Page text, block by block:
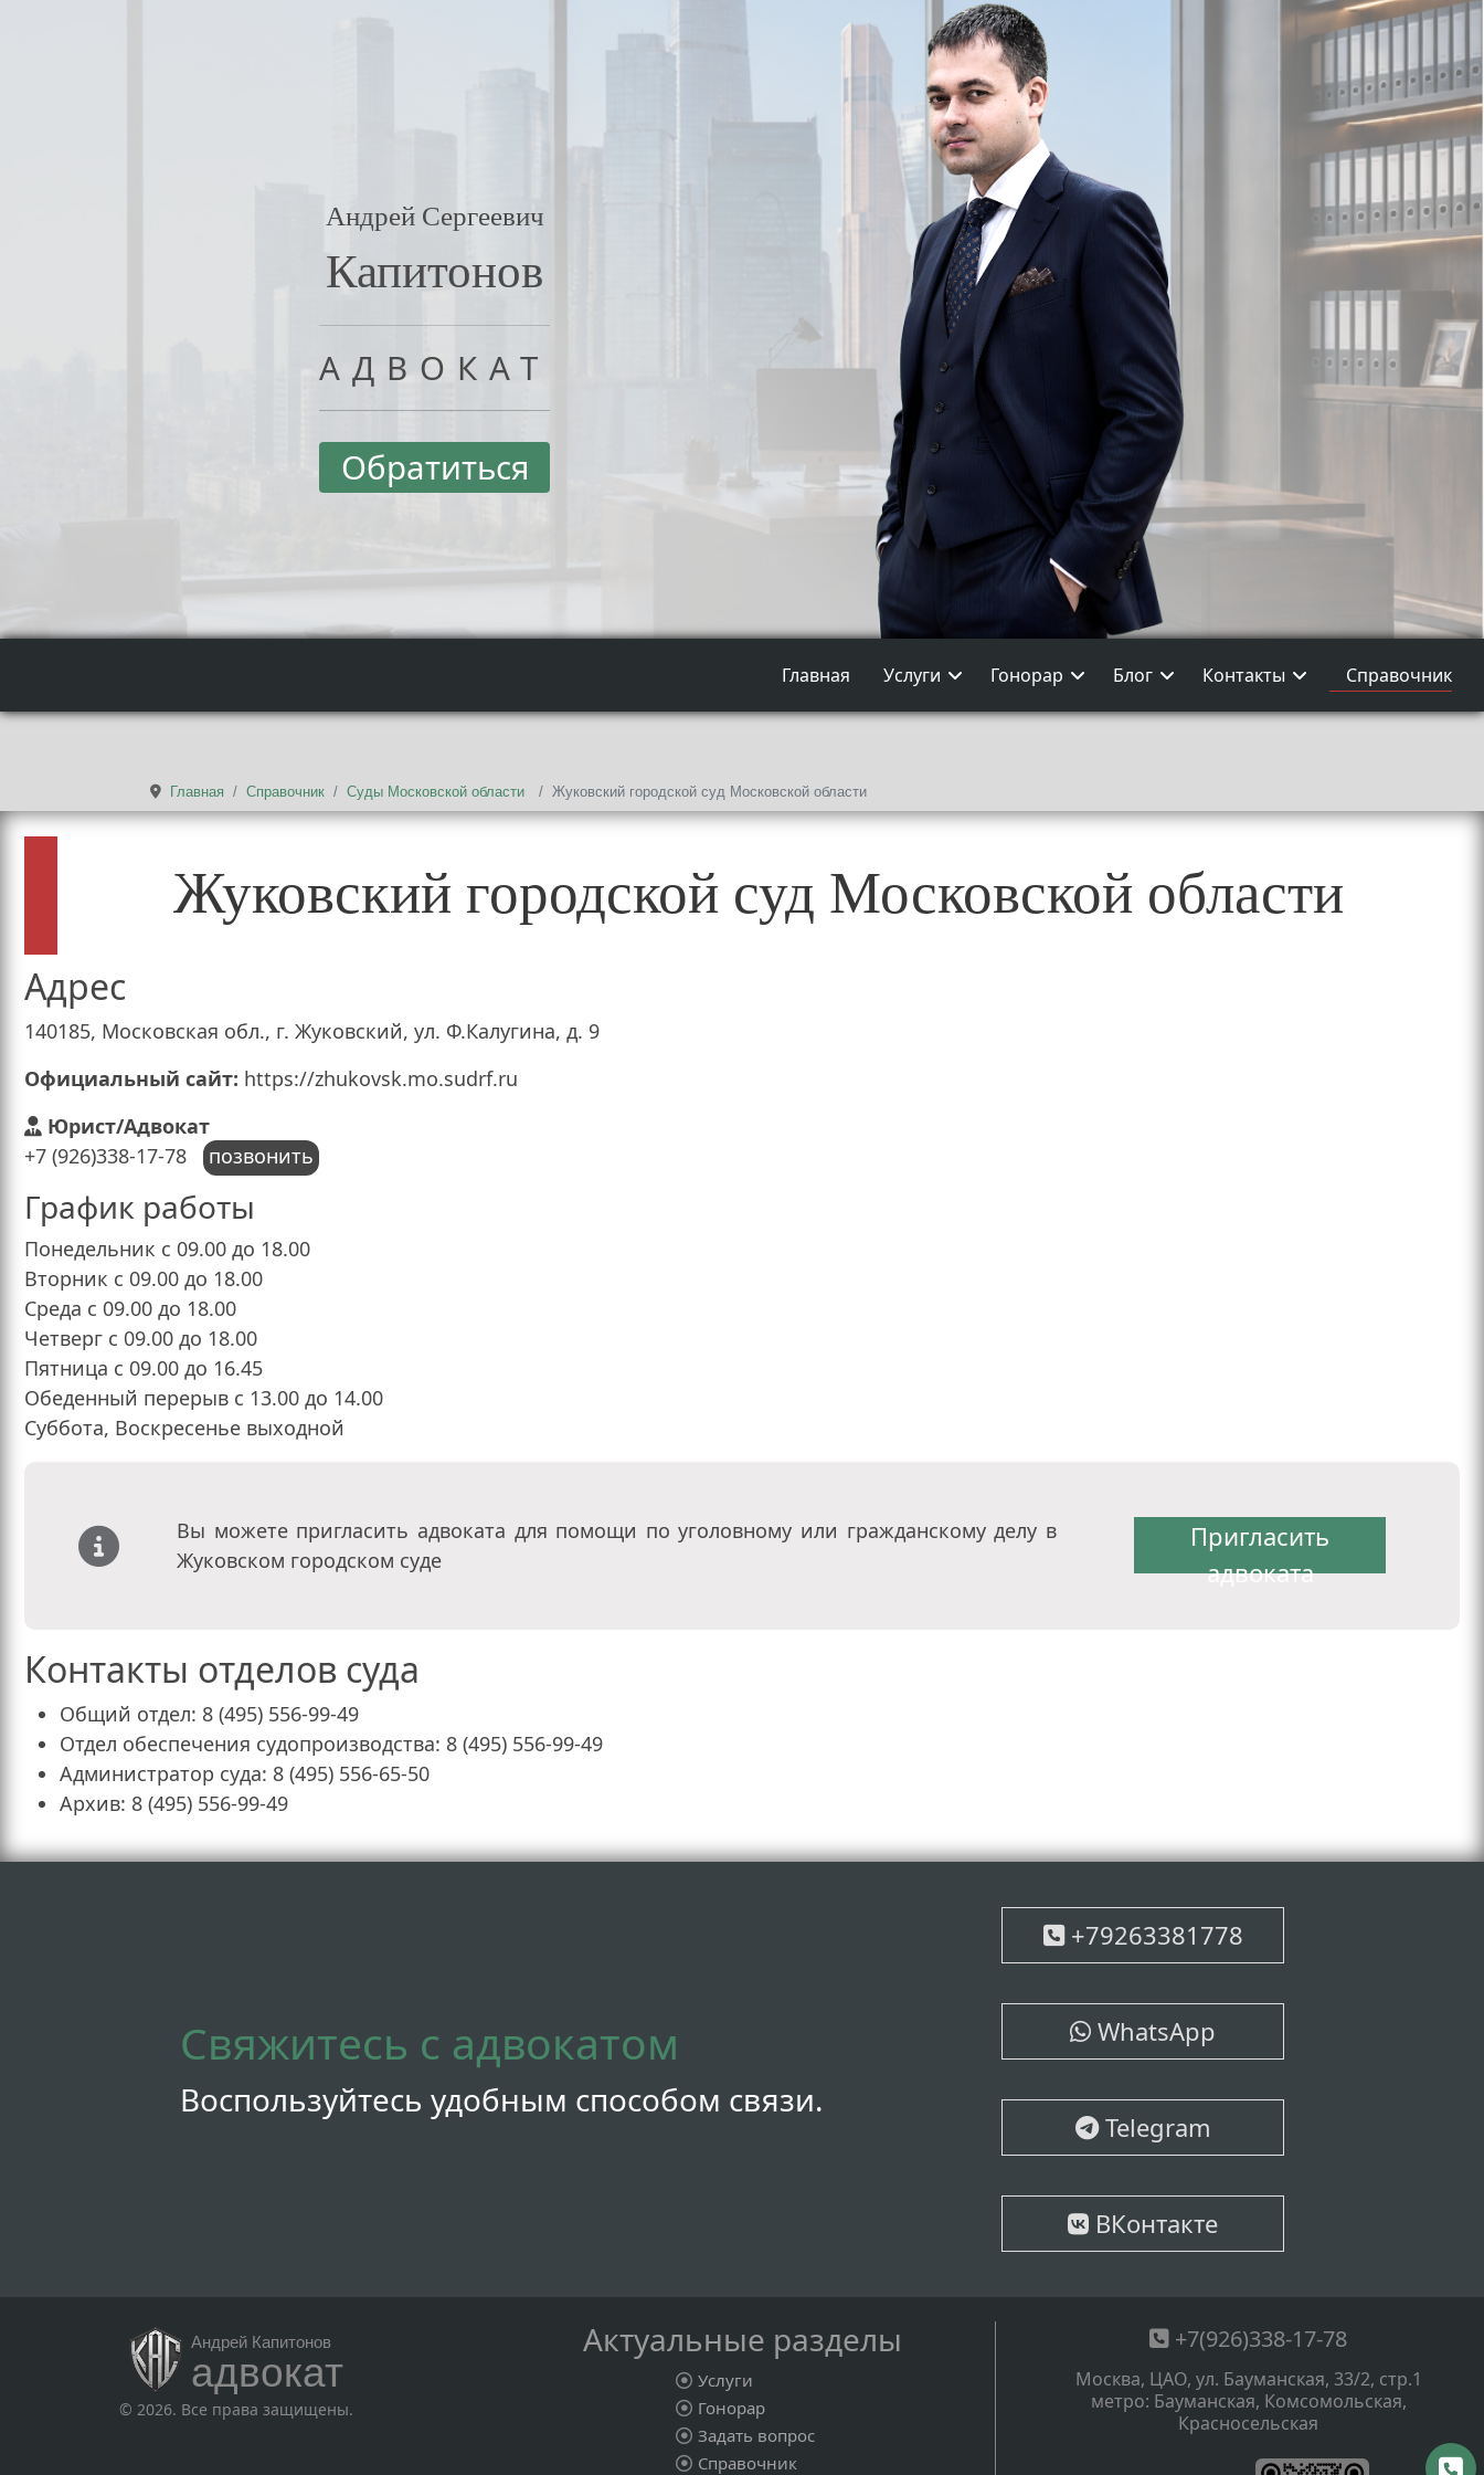
Андрей Сергеевич
Капитонов
АДВОКАТ
Обратиться
Главная Услуги Гонорар Блог Контакты Справочник
Главная Справочник Суды Московской области Жуковский городской суд Московской области
Жуковский городской суд Московской области
Адрес
140185, Московская обл., г. Жуковский, ул. Ф.Калугина, д. 9
Официальный сайт: https://zhukovsk.mo.sudrf.ru
Юрист/Адвокат
+7 (926)338-17-78
позвонить
График работы
Понедельник с 09.00 до 18.00
Вторник с 09.00 до 18.00
Среда с 09.00 до 18.00
Четверг с 09.00 до 18.00
Пятница с 09.00 до 16.45
Обеденный перерыв с 13.00 до 14.00
Суббота, Воскресенье выходной
Вы можете пригласить адвоката для помощи по уголовному или гражданскому делу в
Жуковском городском суде
Пригласить
адвоката
Контакты отделов суда
Общий отдел: 8 (495) 556-99-49
Отдел обеспечения судопроизводства: 8 (495) 556-99-49
Администратор суда: 8 (495) 556-65-50
Архив: 8 (495) 556-99-49
Свяжитесь с адвокатом
Воспользуйтесь удобным способом связи.
+79263381778
WhatsApp
Telegram
ВКонтакте
Андрей Капитонов
адвокат
© 2026. Все права защищены.
Актуальные разделы
Услуги
Гонорар
Задать вопрос
Справочник
+7(926)338-17-78
Москва, ЦАО, ул. Бауманская, 33/2, стр.1
метро: Бауманская, Комсомольская,
Красносельская